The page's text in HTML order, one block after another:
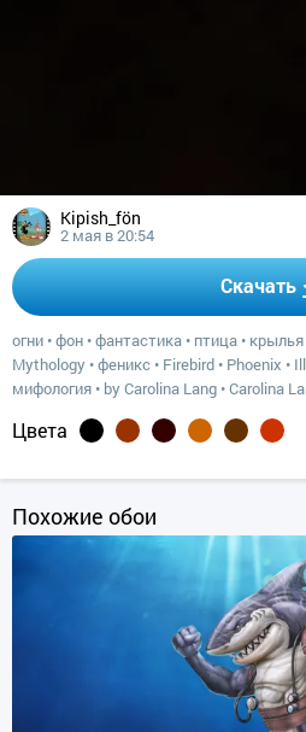
Kipish_fön
2 мая в 20:54
Скачать
огни •фон •фантастика • птица • крылья
Mythology •феникс • Firebird • Phoenix •
мифология • by Carolina Lang •Carolina
Цвета
Похожие обои